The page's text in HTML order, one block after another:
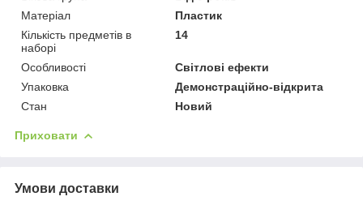
Матеріал
Пластик
Кількість предметів в
наборі
14
Особливості
Світлові ефекти
Упаковка
Демонстраційно-відкрита
Стан
Новий
Приховати
Умови доставки